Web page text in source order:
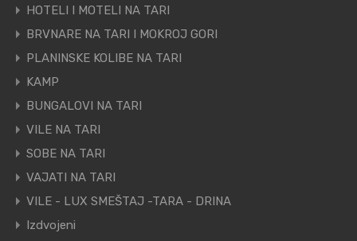
HOTELI I MOTELI NA TARI
BRVNARE NA TARI I MOKROJ GORI
PLANINSKE KOLIBE NA TARI
KAMP
BUNGALOVI NA TARI
VILE NA TARI
SOBE NA TARI
VAJATI NA TARI
VILE - LUX SMEŠTAJ -TARA - DRINA
Izdvojeni